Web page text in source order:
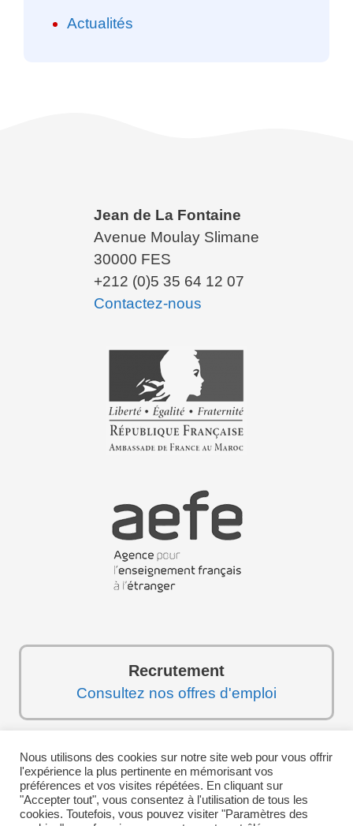
Actualités
Jean de La Fontaine
Avenue Moulay Slimane
30000 FES
+212 (0)5 35 64 12 07
Contactez-nous
Recrutement
Consultez nos offres d'emploi
Suivez-nous sur les réseaux sociaux :
Nous utilisons des cookies sur notre site web pour vous offrir
l'expérience la plus pertinente en mémorisant vos
préférences et vos visites répétées. En cliquant sur
"Accepter tout", vous consentez à l'utilisation de tous les
cookies. Toutefois, vous pouvez visiter "Paramètres des